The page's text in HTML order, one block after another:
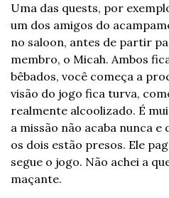
Uma das quests, por
um dos amigos do
no saloon, antes de partir
membro, o Micah. Ambos
bêbados, você começa a
visão do jogo fica turva,
realmente alcoolizado. É
a missão não acaba nunca e
os dois estão presos. Ele
segue o jogo. Não achei a
maçante.